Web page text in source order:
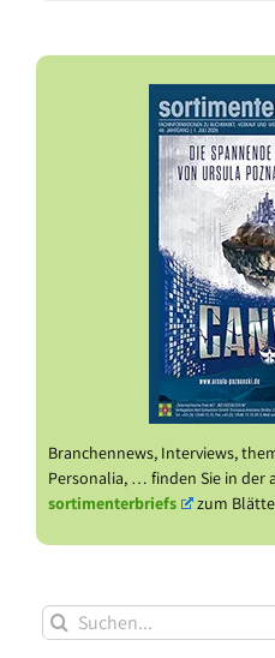
Branchennews, Interviews,
Personalia, … finden Sie in der
sortimenterbriefs
zum
Suche
nach: